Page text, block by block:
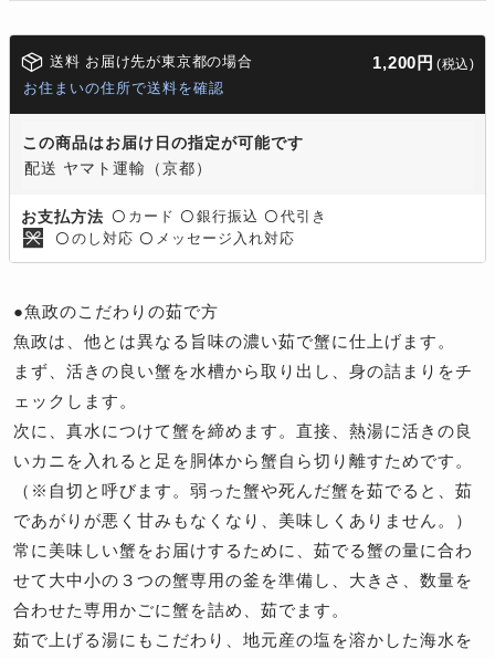
送料 お届け先が東京都の場合 1,200円 (税込)
お住まいの住所で送料を確認
この商品はお届け日の指定が可能です
配送 ヤマト運輸（京都）
お支払方法 〇 カード 〇 銀行振込 〇 代引き
〇 のし対応 〇 メッセージ入れ対応
●魚政のこだわりの茹で方
魚政は、他とは異なる旨味の濃い茹で蟹に仕上げます。
まず、活きの良い蟹を水槽から取り出し、身の詰まりをチ
ェックします。
次に、真水につけて蟹を締めます。直接、熱湯に活きの良
いカニを入れると足を胴体から蟹自ら切り離すためです。
（※自切と呼びます。弱った蟹や死んだ蟹を茹でると、茹
であがりが悪く甘みもなくなり、美味しくありません。）
常に美味しい蟹をお届けするために、茹でる蟹の量に合わ
せて大中小の３つの蟹専用の釜を準備し、大きさ、数量を
合わせた専用かごに蟹を詰め、茹でます。
茹で上げる湯にもこだわり、地元産の塩を溶かした海水を